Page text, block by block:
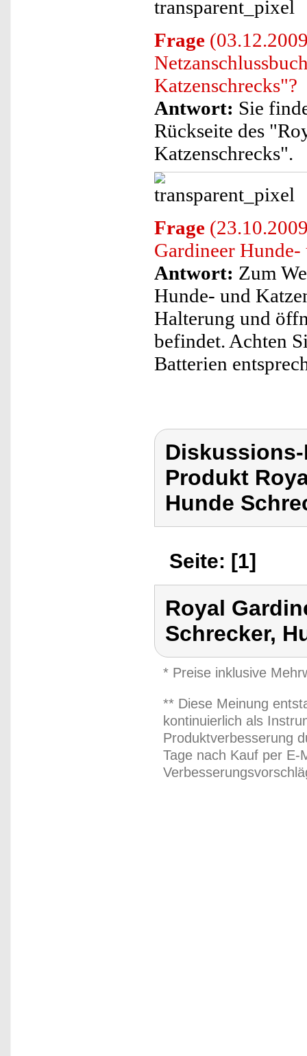
Frage
Katzenschrecks"?
Antwort: Sie
Rückseite des
Katzenschrecks".
Frage
Gardineer Hunde-
Antwort: Zum
Hunde- und
Halterung und
befindet. Achten
Batterien
Produkt
Hunde
Seite: [1]
Royal
Schrecker,
* Preise inklusive
** Diese Meinung
kontinuierlich als
Produktverbesserung
Tage nach Kauf per E-